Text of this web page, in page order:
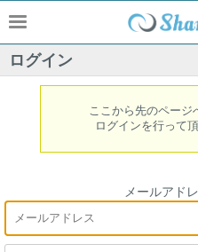
ログイン
ここから先のページ
ログインを行って
メールアド